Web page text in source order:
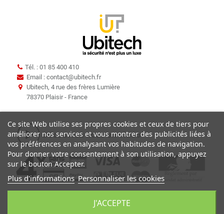
Tél. : 01 85 400 410
Email : contact@ubitech.fr
Ubitech, 4 rue des frères Lumière
78370 Plaisir - France
Ce site Web utilise ses propres cookies et ceux de tiers pour
améliorer nos services et vous montrer des publicités liées à
vos préférences en analysant vos habitudes de navigation.
Pour donner votre consentement à son utilisation, appuyez
sur le bouton Accepter.
Plus d'informations Personnaliser les cookies
J'ACCEPTE